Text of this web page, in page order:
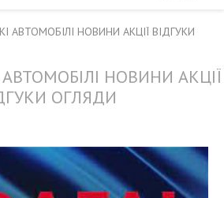
АВТОМОБІЛІ НОВИНИ АКЦІЇ ВІДГУКИ
НОВИНИ АКЦІЇ
ОГЛЯДИ